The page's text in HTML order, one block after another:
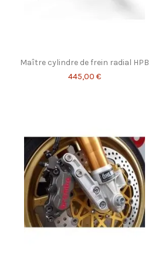
Maître cylindre de frein radial HPB
445,00 €